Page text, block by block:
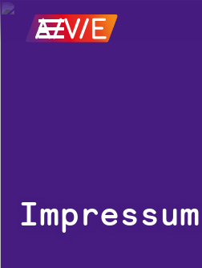
Impressum